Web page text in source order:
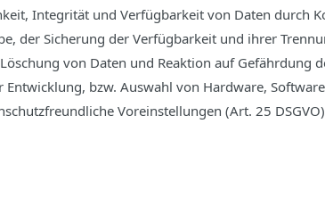
Integrität und Verfügbarkeit von Daten durch
der Sicherung der Verfügbarkeit und ihrer
von Daten und Reaktion auf Gefährdung
bzw. Auswahl von Hardware,
Voreinstellungen (Art. 25